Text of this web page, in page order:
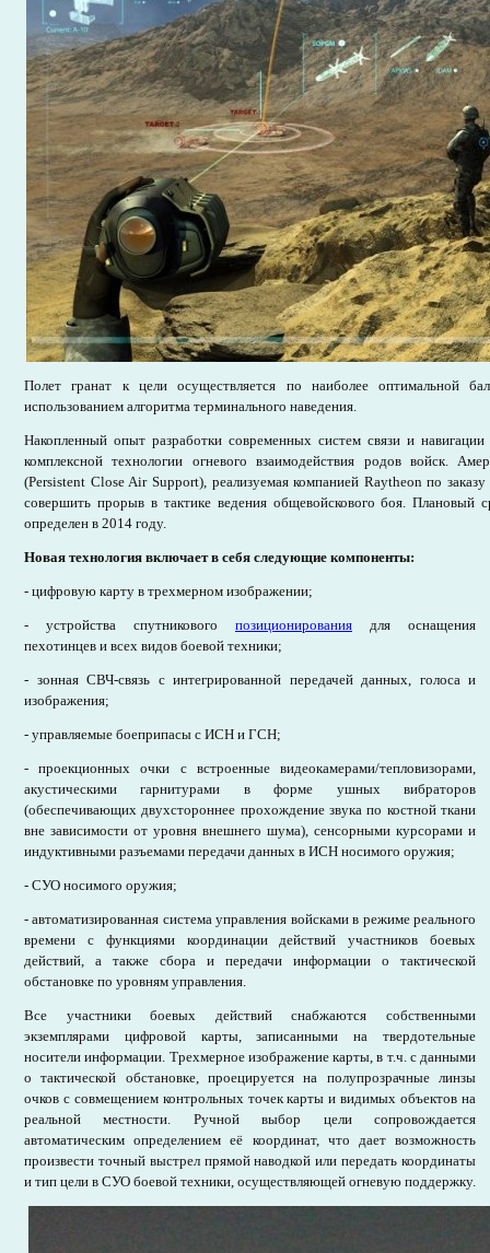
Полет гранат к цели осуществляется по наиболее оптимальной
использованием алгоритма терминального наведения.
Накопленный опыт разработки современных систем связи и навигации
комплексной технологии огневого взаимодействия родов войск.
(Persistent Close Air Support), реализуемая компанией Raytheon по заказу
совершить прорыв в тактике ведения общевойскового боя. Плановый
определен в 2014 году.
Новая технология включает в себя следующие компоненты:
- цифровую карту в трехмерном изображении;
- устройства спутникового позиционирования для оснащения
пехотинцев и всех видов боевой техники;
- зонная СВЧ-связь с интегрированной передачей данных, голоса и
изображения;
- управляемые боеприпасы с ИСН и ГСН;
- проекционных очки с встроенные видеокамерами/тепловизорами,
акустическими гарнитурами в форме ушных вибраторов
(обеспечивающих двухстороннее прохождение звука по костной ткани
вне зависимости от уровня внешнего шума), сенсорными курсорами и
индуктивными разъемами передачи данных в ИСН носимого оружия;
- СУО носимого оружия;
- автоматизированная система управления войсками в режиме реального
времени с функциями координации действий участников боевых
действий, а также сбора и передачи информации о тактической
обстановке по уровням управления.
Все участники боевых действий снабжаются собственными
экземплярами цифровой карты, записанными на твердотельные
носители информации. Трехмерное изображение карты, в т.ч. с данными
о тактической обстановке, проецируется на полупрозрачные линзы
очков с совмещением контрольных точек карты и видимых объектов на
реальной местности. Ручной выбор цели сопровождается
автоматическим определением её координат, что дает возможность
произвести точный выстрел прямой наводкой или передать координаты
и тип цели в СУО боевой техники, осуществляющей огневую поддержку.